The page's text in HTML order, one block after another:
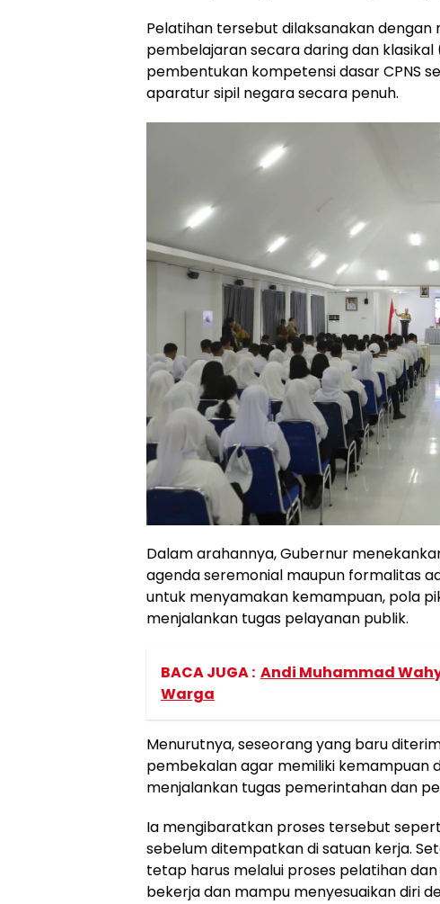
Pelatihan tersebut dilaksanakan
pembelajaran secara daring dan
pembentukan kompetensi dasar CPNS
aparatur sipil negara secara penuh.
Dalam arahannya, Gubernur
agenda seremonial maupun formalitas
untuk menyamakan kemampuan, pola
menjalankan tugas pelayanan publik.
BACA JUGA : Andi Muhammad
Warga
Menurutnya, seseorang yang baru
pembekalan agar memiliki kemampuan
menjalankan tugas pemerintahan dan
Ia mengibaratkan proses tersebut
sebelum ditempatkan di satuan kerja.
tetap harus melalui proses pelatihan
bekerja dan mampu menyesuaikan diri